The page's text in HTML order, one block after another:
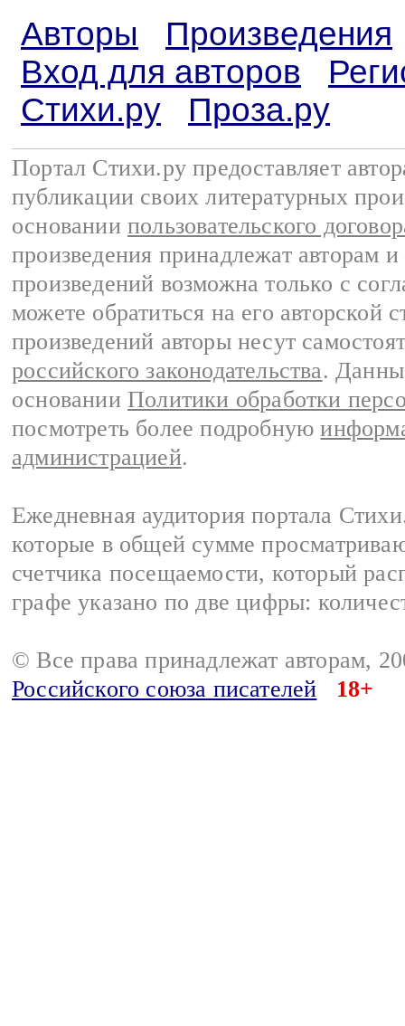
Авторы
Произведения
Вход для авторов
Стихи.ру
Проза.ру
Портал Стихи.ру предоставляет
публикации своих литературных
основании пользовательского
произведения принадлежат авторам
произведений возможна только с
можете обратиться на его авторской
произведений авторы несут
российского законодательства.
основании Политики обработки
посмотреть более подробную
администрацией.
Ежедневная аудитория портала
которые в общей сумме
счетчика посещаемости, который
графе указано по две цифры:
© Все права принадлежат авторам,
Российского союза писателей
18+